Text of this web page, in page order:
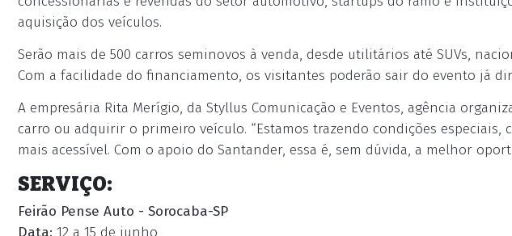
aquisição dos veículos.
Serão mais de 500 carros seminovos à venda, desde utilitários até SUVs,
Com a facilidade do financiamento, os visitantes poderão sair do evento já
A empresária Rita Merígio, da Styllus Comunicação e Eventos, agência
carro ou adquirir o primeiro veículo. “Estamos trazendo condições
mais acessível. Com o apoio do Santander, essa é, sem dúvida, a melhor
SERVIÇO:
Feirão Pense Auto - Sorocaba-SP
Data: 12 a 15 de junho